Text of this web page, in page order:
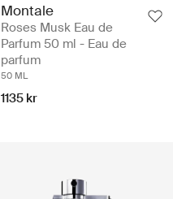
Montale
Roses Musk Eau de
Parfum 50 ml - Eau de
parfum
50 ML
1135 kr